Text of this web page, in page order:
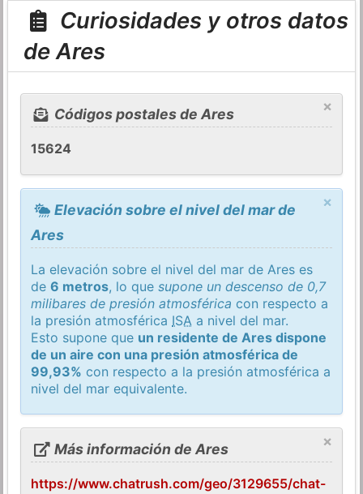
Curiosidades y otros datos
de Ares
×
Códigos postales de Ares
15624
×
Elevación sobre el nivel del mar de
Ares
La elevación sobre el nivel del mar de Ares es
de6 metros, lo quesupone un descenso de 0,7
milibares de presión atmosférica con respecto a
la presión atmosférica ISA a nivel del mar.
Esto supone que un residente de Ares dispone
de un aire con una presión atmosférica de
99,93% con respecto a la presión atmosférica a
nivel del mar equivalente.
×
Más información de Ares
https://www.chatrush.com/geo/3129655/chat-